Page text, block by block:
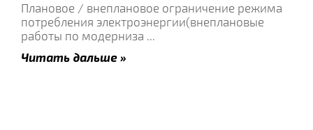
Плановое / внеплановое ограничение режима
потребления электроэнергии(внеплановые
работы по модерниза ...
Читать дальше »